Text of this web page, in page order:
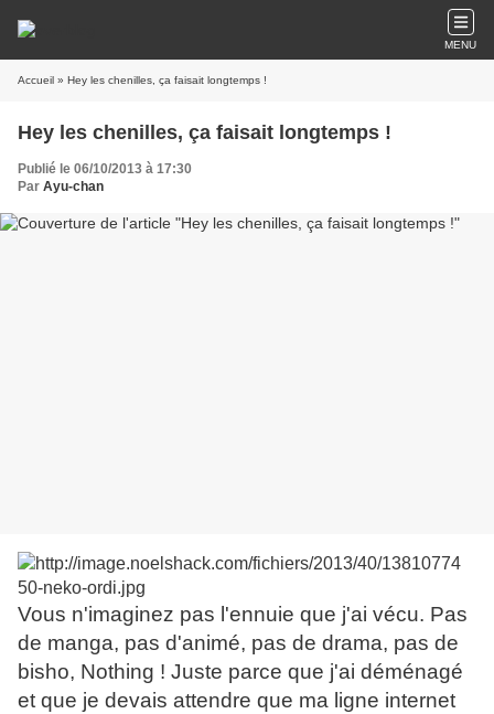
MENU
Accueil » Hey les chenilles, ça faisait longtemps !
Hey les chenilles, ça faisait longtemps !
Publié le 06/10/2013 à 17:30
Par Ayu-chan
Vous n'imaginez pas l'ennuie que j'ai vécu. Pas
de manga, pas d'animé, pas de drama, pas de
bisho, Nothing ! Juste parce que j'ai déménagé
et que je devais attendre que ma ligne internet